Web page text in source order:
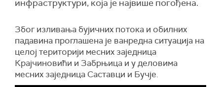
инфраструктури, која је највише погођена.
Због изливања бујичних потока и обилних
падавина проглашена је ванредна ситуација на
целој територији месних заједница
Крајчиновићи и Забрњица и у деловима
месних заједница Саставци и Бучје.